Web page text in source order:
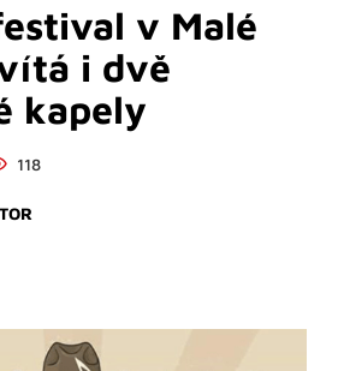
v Malé
i dvě
kapely
118